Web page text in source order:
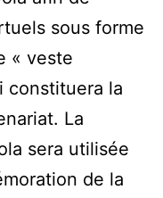
sous forme
« veste
constituera la
La
sera utilisée
de la